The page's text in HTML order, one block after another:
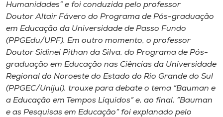
Humanidades” e foi conduzida pelo professor
Doutor Altair Fávero do Programa de Pós-graduação
em Educação da Universidade de Passo Fundo
(PPGEdu/UPF). Em outro momento, o professor
Doutor Sidinei Pithan da Silva, do Programa de Pós-
graduação em Educação nas Ciências da Universidade
Regional do Noroeste do Estado do Rio Grande do Sul
(PPGEC/Unijuí), trouxe para debate o tema “Bauman e
a Educação em Tempos Líquidos” e, ao final, “Bauman
e as Pesquisas em Educação” foi explanado pelo